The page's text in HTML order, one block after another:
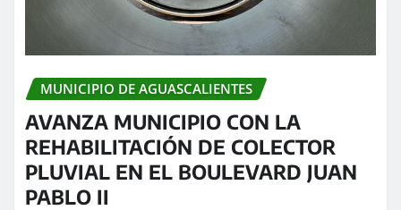
MUNICIPIO DE AGUASCALIENTES
AVANZA MUNICIPIO CON LA
REHABILITACIÓN DE COLECTOR
PLUVIAL EN EL BOULEVARD JUAN
PABLO II